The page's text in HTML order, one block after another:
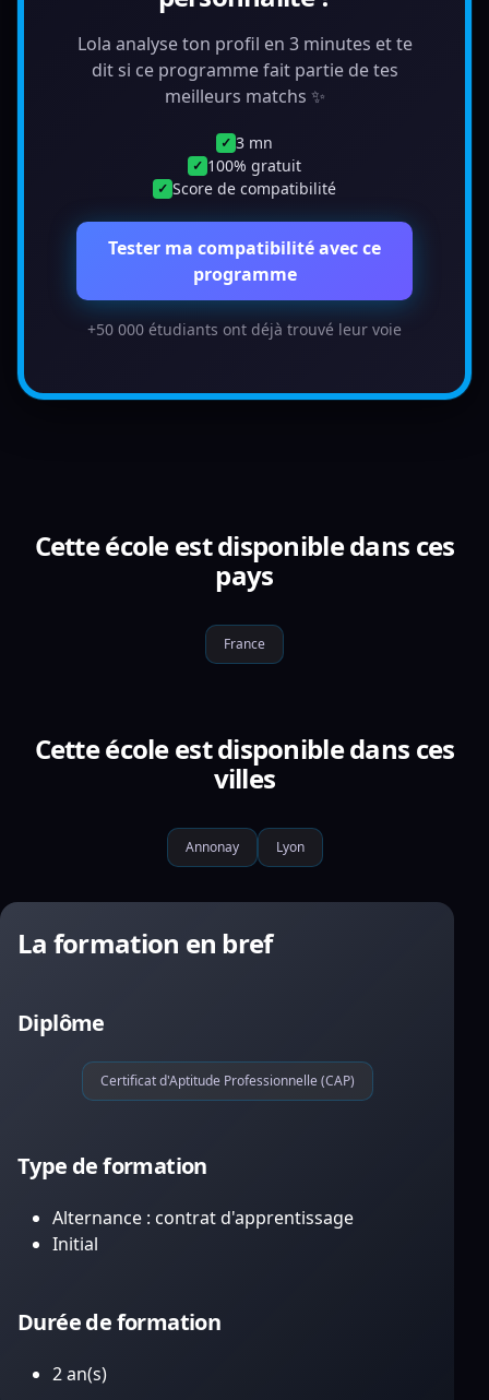
Lola analyse ton profil en 3 minutes et te
dit si ce programme fait partie de tes
meilleurs matchs ✨
✓ 3 mn
✓ 100% gratuit
✓ Score de compatibilité
Tester ma compatibilité avec ce
programme
+50 000 étudiants ont déjà trouvé leur voie
Cette école est disponible dans ces
pays
France
Cette école est disponible dans ces
villes
Annonay Lyon
La formation en bref
Diplôme
Certificat d'Aptitude Professionnelle (CAP)
Type de formation
Alternance : contrat d'apprentissage
Initial
Durée de formation
2 an(s)